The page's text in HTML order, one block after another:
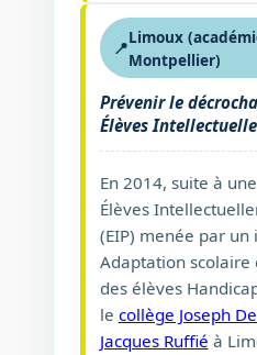
📍
Limoux
Montpellier)
Prévenir le
Élèves
En 2014, suite à
Élèves
(EIP) menée par un
Adaptation scolaire
des élèves
le collège Joseph
Jacques Ruffié à